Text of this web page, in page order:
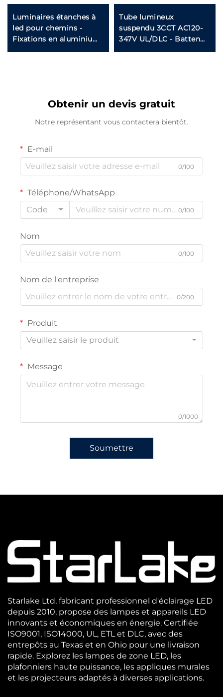
Luminaires étanches à
led pour chemins -
Fixations en aluminium
Tube lumineux
suspendu 3CCT AC120-
347V UL/DLC - Batten
Obtenir un devis gratuit
Notre représentant vous contactera bientôt.
E-mail
0/100
Téléphone/WhatsApp
Code
0/100
Nom
0/100
Nom de l'entreprise
0/200
Produit
Veuillez saisir le produit
Message
0/1000
Soumettre
Starlake Ltd, fabricant professionnel d'éclairage LED
depuis 2010, propose des lampes et appareils LED
innovants et économiques en énergie. Certifiée
ISO9001, ISO14000, UL, ETL et DLC, avec des
entrepôts au Texas et en Ohio pour une livraison
rapide. Explorez les lampes de zone LED, les
plafonniers haute puissance, les appliques murales
et les projecteurs adaptés à diverses applications.